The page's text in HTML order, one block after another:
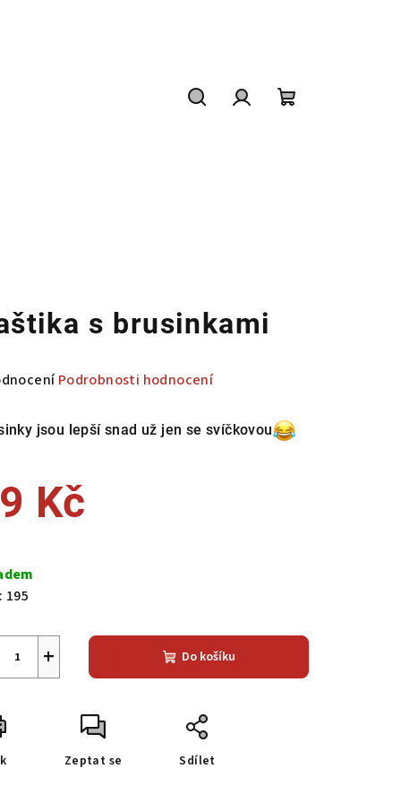
s brusinkami
Podrobnosti hodnocení
jsou lepší snad už jen se svíčkovou
Kč
195
+ Do košíku
Zeptat se Sdílet